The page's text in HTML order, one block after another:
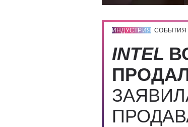
ИНДУСТРИЯ СОБЫТИЯ
INTEL